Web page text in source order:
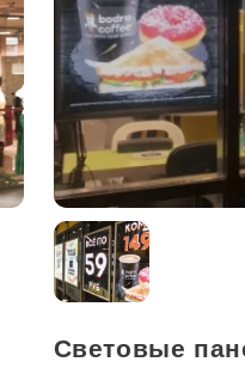
Световые